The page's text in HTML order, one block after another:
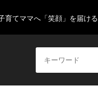
育てママへ「笑顔」を届ける